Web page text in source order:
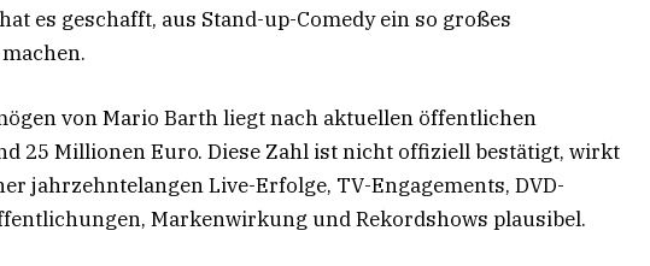
es geschafft, aus Stand-up-Comedy ein so großes
von Mario Barth liegt nach aktuellen öffentlichen
25 Millionen Euro. Diese Zahl ist nicht offiziell bestätigt, wirkt
jahrzehntelangen Live-Erfolge, TV-Engagements, DVD-
Markenwirkung und Rekordshows plausibel.